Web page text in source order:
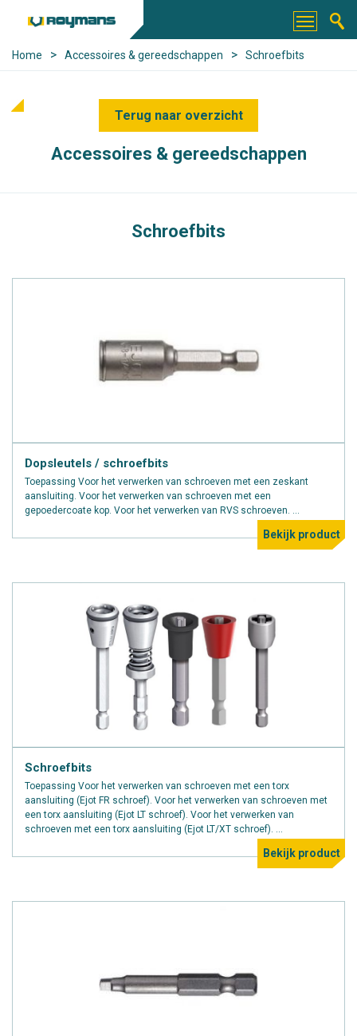
Home > Accessoires & gereedschappen > Schroefbits
Terug naar overzicht
Accessoires & gereedschappen
Schroefbits
Dopsleutels / schroefbits
Toepassing Voor het verwerken van schroeven met een zeskant
aansluiting. Voor het verwerken van schroeven met een
gepoedercoate kop. Voor het verwerken van RVS schroeven. ...
Bekijk product
Schroefbits
Toepassing Voor het verwerken van schroeven met een torx
aansluiting (Ejot FR schroef). Voor het verwerken van schroeven met
een torx aansluiting (Ejot LT schroef). Voor het verwerken van
schroeven met een torx aansluiting (Ejot LT/XT schroef). ...
Bekijk product